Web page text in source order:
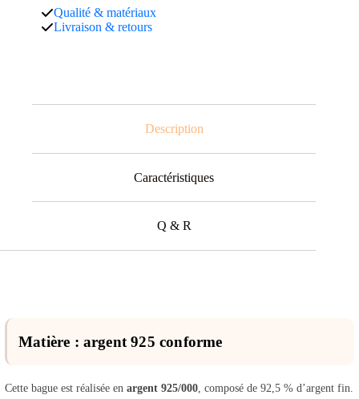
Qualité & matériaux
Livraison & retours
Description
Caractéristiques
Q & R
Matière : argent 925 conforme
Cette bague est réalisée en argent 925/000 , composé de 92,5 % d’argent fin.